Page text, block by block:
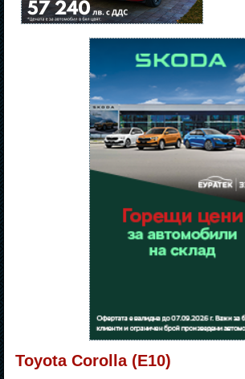
Toyota Corolla (E10)